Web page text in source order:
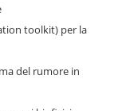
toolkit) per la
del rumore in